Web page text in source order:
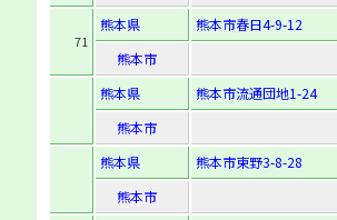
71
熊本県
熊本市春日4-9-12
熊本市
熊本県
熊本市流通団地1-24
熊本市
熊本県
熊本市東野3-8-28
熊本市